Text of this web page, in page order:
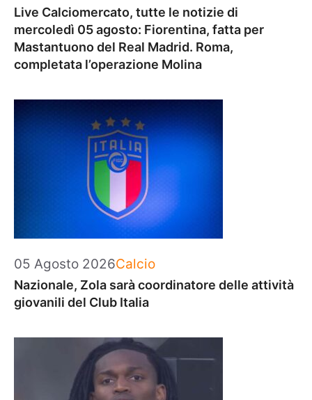
Live Calciomercato, tutte le notizie di
mercoledì 05 agosto: Fiorentina, fatta per
Mastantuono del Real Madrid. Roma,
completata l’operazione Molina
05 Agosto 2026Categorie
Calcio
Nazionale, Zola sarà coordinatore delle attività
giovanili del Club Italia